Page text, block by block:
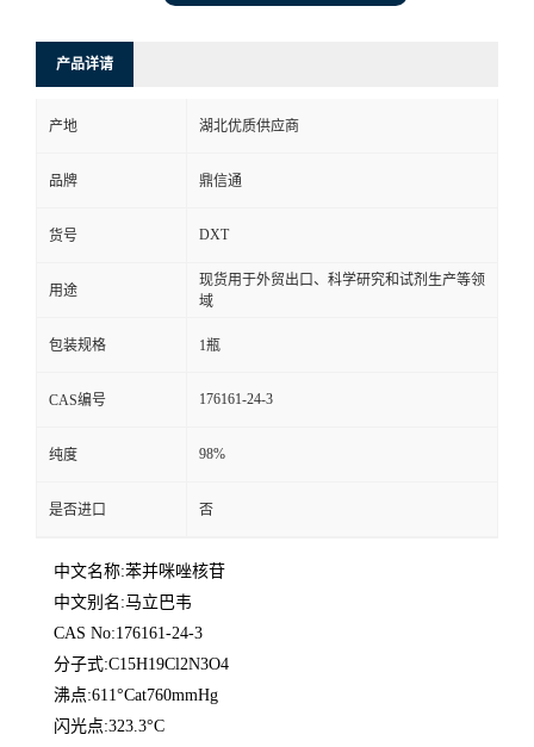
产品详请
产地 湖北优质供应商
品牌 鼎信通
货号 DXT
用途
现货用于外贸出口、科学研究和试剂生产等领
域
包装规格 1瓶
CAS编号 176161-24-3
纯度 98%
是否进口 否
中文名称:苯并咪唑核苷
中文别名:马立巴韦
CAS No:176161-24-3
分子式:C15H19Cl2N3O4
沸点:611°Cat760mmHg
闪光点:323.3°C